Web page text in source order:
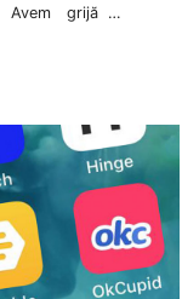
Avem grijă la
și chiar la